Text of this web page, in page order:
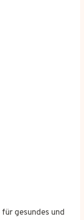
gesundes und